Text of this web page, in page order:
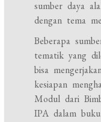
sumber daya
dengan tema
Beberapa
tematik yang
bisa
kesiapan
Modul dari
IPA dalam